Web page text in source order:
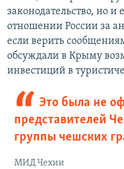
законодательство, но
отношении России за
если верить
обсуждали в Крыму
инвестиций в
Это была не
представителей
группы чешских
МИД Чехии